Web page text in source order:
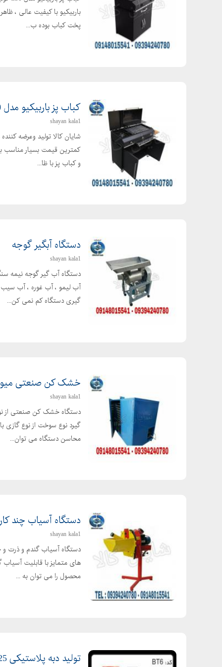
پخت کباب بوده ب...
کباب پز باربیکیو مدل G100
shayan kala1
شایان کالا تولید وعرضه
کمترین قیمت بسیار مناسب
و کباب پز با ظا...
دستگاه آبگیر گوجه
shayan kala1
دستگاه آب گیر گوجه نیمه
آب لیمو ، آب غوره ، آب سیب
گیری دستگاه کم نمی کن...
خشک کن صنعتی میوه وسبزی100
shayan kala1
دستگاه خشک کن صنعتی از
گیرد نوع سوخت از نوع گازی
محاسن دستگاه می توان...
دستگاه آسیاب چند
shayan kala1
دستگاه آسیاب گندم و ذرت و
های متمایز با قابلیت آسیاب
محصول را می توان به ...
تولید دبه پلاستیکی 25 کیلویی